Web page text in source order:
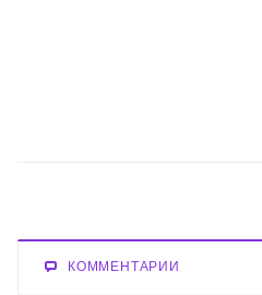
КОММЕНТАРИИ